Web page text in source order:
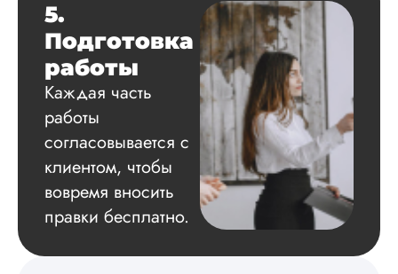
5.
Подготовка
работы
Каждая часть
работы
согласовывается с
клиентом, чтобы
вовремя вносить
правки бесплатно.